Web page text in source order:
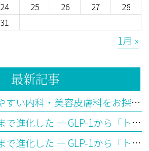
24 25 26 27
28
31
1月 »
最新記事
名東区から通いやすい内科・美容皮膚科をお探しの方へ
肥満治療はここまで進化した ― GLP-1から「トリプルGアゴニスト」の時代へ【後編】
肥満治療はここまで進化した ― GLP-1から「トリプルGアゴニスト」の時代へ【前編】